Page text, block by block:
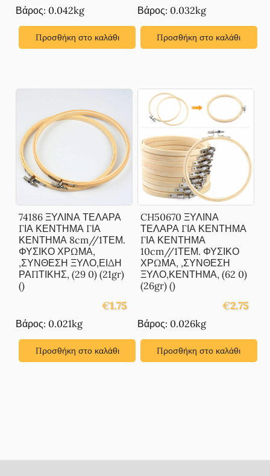
Βάρος: 0.042kg
Προσθήκη στο καλάθι
Βάρος: 0.032kg
Προσθήκη στο καλάθι
74186 ΞΥΛΙΝΑ ΤΕΛΑΡΑ
ΓΙΑ ΚΕΝΤΗΜΑ ΓΙΑ
ΚΕΝΤΗΜΑ 8cm//1ΤΕΜ.
ΦΥΣΙΚΟ ΧΡΩΜΑ,
,ΣΥΝΘΕΣΗ ΞΥΛΟ,ΕΙΔΗ
ΡΑΠΤΙΚΗΣ, (29 0) (21gr)
()
€1.75
Βάρος: 0.021kg
Προσθήκη στο καλάθι
CH50670 ΞΥΛΙΝΑ
ΤΕΛΑΡΑ ΓΙΑ ΚΕΝΤΗΜΑ
ΓΙΑ ΚΕΝΤΗΜΑ
10cm//1ΤΕΜ. ΦΥΣΙΚΟ
ΧΡΩΜΑ, ,ΣΥΝΘΕΣΗ
ΞΥΛΟ,ΚΕΝΤΗΜΑ, (62 0)
(26gr) ()
€2.75
Βάρος: 0.026kg
Προσθήκη στο καλάθι